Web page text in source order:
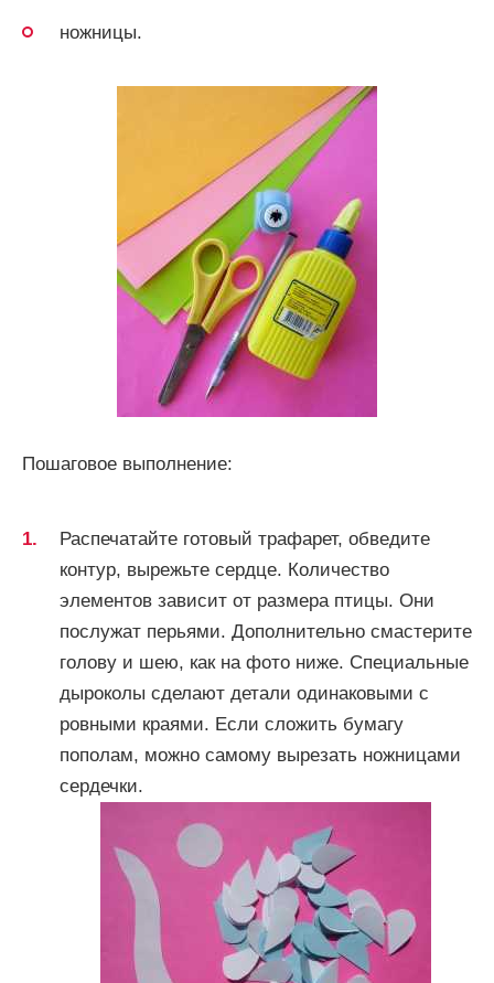
ножницы.
Пошаговое выполнение:
Распечатайте готовый трафарет, обведите
контур, вырежьте сердце. Количество
элементов зависит от размера птицы. Они
послужат перьями. Дополнительно смастерите
голову и шею, как на фото ниже. Специальные
дыроколы сделают детали одинаковыми с
ровными краями. Если сложить бумагу
пополам, можно самому вырезать ножницами
сердечки.